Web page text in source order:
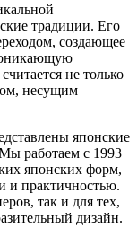
традиции. Его
создающее
не только
несущим
японские
работаем с 1993
японских форм,
и практичностью.
так и для тех,
дизайн.